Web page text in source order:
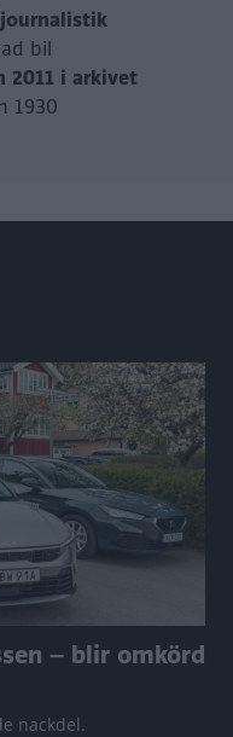
bil
2011 i arkivet
1930
– blir omkörd
nackdel.